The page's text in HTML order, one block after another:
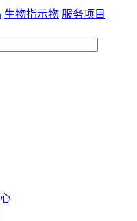
生物指示物 服务项目